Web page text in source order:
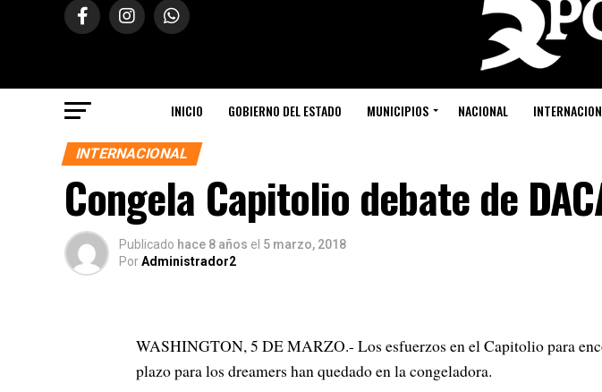
INICIO GOBIERNO DEL ESTADO MUNICIPIOS NACIONAL
INTERNACIONAL
Congela Capitolio debate de
Publicado hace 8 años el 5 marzo, 2018
PorAdministrador2
WASHINGTON, 5 DE MARZO.- Los esfuerzos en el Capitolio para
plazo para los dreamers han quedado en la congeladora.